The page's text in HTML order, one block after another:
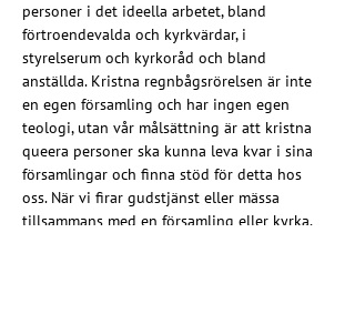
personer i det ideella arbetet, bland
förtroendevalda och kyrkvärdar, i
styrelserum och kyrkoråd och bland
anställda. Kristna regnbågsrörelsen är inte
en egen församling och har ingen egen
teologi, utan vår målsättning är att kristna
queera personer ska kunna leva kvar i sina
församlingar och finna stöd för detta hos
oss. När vi firar gudstjänst eller mässa
tillsammans med en församling eller kyrka,